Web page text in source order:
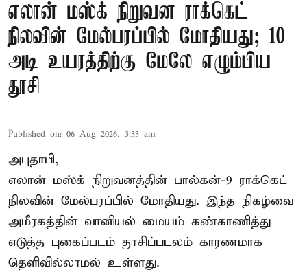
எலான் மஸ்க் நிறுவன ராக்கெட்
நிலவின் மேல்பரப்பில் மோதியது; 10
அடி உயரத்திற்கு மேலே எழும்பிய
தூசி
Published on: 06 Aug 2026, 3:33 am
அபுதாபி,
எலான் மஸ்க் நிறுவனத்தின் பால்கன்-9 ராக்கெட்
நிலவின் மேல்பரப்பில் மோதியது. இந்த நிகழ்வை
அமீரகத்தின் வானியல் மையம் கண்காணித்து
எடுத்த புகைப்படம் தூசிப்படலம் காரணமாக
தெளிவில்லாமல் உள்ளது.